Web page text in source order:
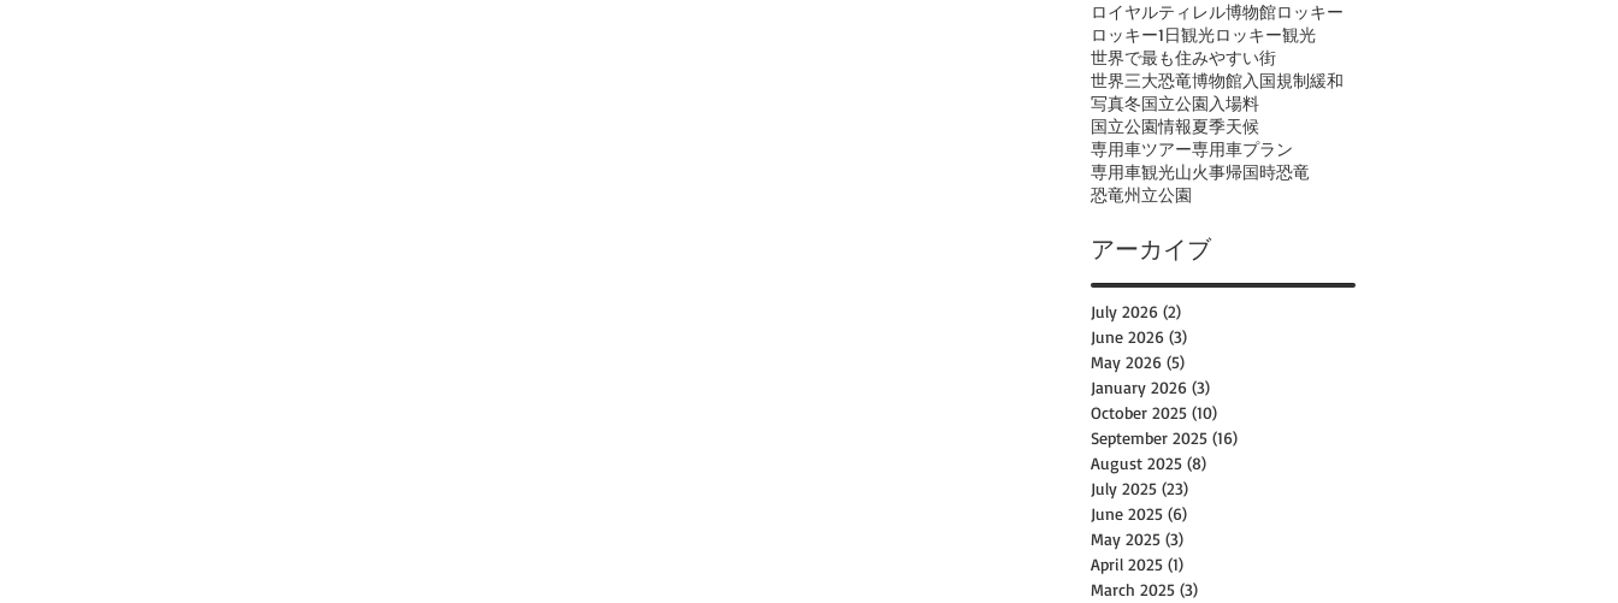
ロイヤルティレル博物館ロッキー
ロッキー1日観光ロッキー観光
世界で最も住みやすい街
世界三大恐竜博物館入国規制緩和
写真冬国立公園入場料
国立公園情報夏季天候
専用車ツアー専用車プラン
専用車観光山火事帰国時恐竜
恐竜州立公園
アーカイブ
July 2026 (2)
June 2026 (3)
May 2026 (5)
January 2026 (3)
October 2025 (10)
September 2025 (16)
August 2025 (8)
July 2025 (23)
June 2025 (6)
May 2025 (3)
April 2025 (1)
March 2025 (3)